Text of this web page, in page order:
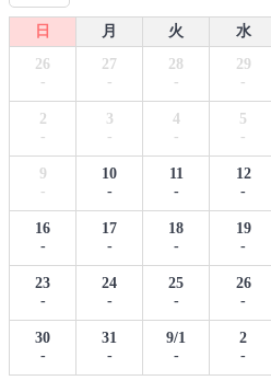
日 月 火 水
26
-
27
-
28
-
29
-
2
-
3
-
4
-
5
-
9
-
10
-
11
-
12
-
16
-
17
-
18
-
19
-
23
-
24
-
25
-
26
-
30
-
31
-
9/1
-
2
-